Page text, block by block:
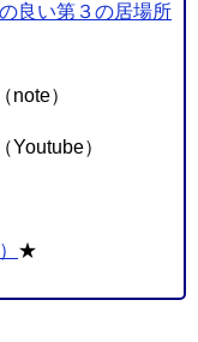
良い第３の居場所
（note）
（Youtube）
★